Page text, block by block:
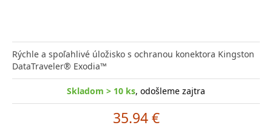
Rýchle a spoľahlivé úložisko s ochranou konektora Kingston
DataTraveler® Exodia™
Skladom > 10 ks, odošleme zajtra
35.94 €